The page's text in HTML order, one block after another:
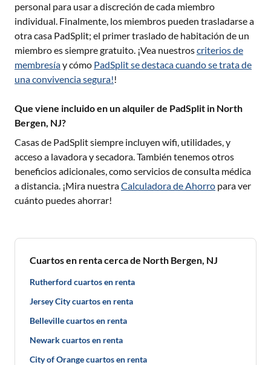
personal para usar a discreción de cada miembro
individual. Finalmente, los miembros pueden trasladarse a
otra casa PadSplit; el primer traslado de habitación de un
miembro es siempre gratuito. ¡Vea nuestroscriterios de
membresíay cómo PadSplit se destaca cuando se trata de
una convivencia segura!!
Que viene incluido en un alquiler de PadSplit in North
Bergen, NJ?
Casas de PadSplit siempre incluyen wifi, utilidades, y
acceso a lavadora y secadora. También tenemos otros
beneficios adicionales, como servicios de consulta médica
a distancia. ¡Mira nuestraCalculadora de Ahorro para ver
cuánto puedes ahorrar!
Cuartos en renta cerca de North Bergen, NJ
Rutherford cuartos en renta
Jersey City cuartos en renta
Belleville cuartos en renta
Newark cuartos en renta
City of Orange cuartos en renta